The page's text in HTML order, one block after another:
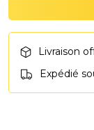
Livraison
Expédié